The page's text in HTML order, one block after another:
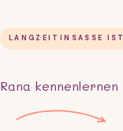
LANGZEITINSASSE IST
Rana kennenlernen